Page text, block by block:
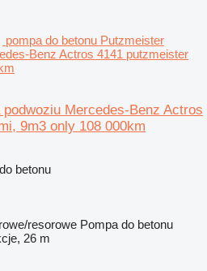
pompa do betonu Putzmeister
Benz Actros 4141 putzmeister
Mercedes-Benz Actros
9m3 only 108 000km
betonu
resorowe Pompa do betonu
26 m